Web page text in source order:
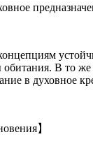
В то
в духовное
】